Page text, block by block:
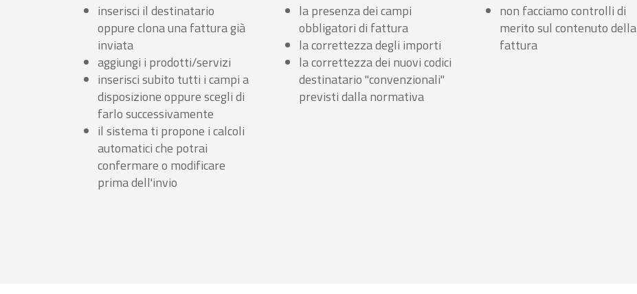
inserisci il destinatario
oppure clona una fattura già
inviata
aggiungi i prodotti/servizi
inserisci subito tutti i campi a
disposizione oppure scegli di
farlo successivamente
il sistema ti propone i calcoli
automatici che potrai
confermare o modificare
prima dell'invio
la presenza dei campi
obbligatori di fattura
la correttezza degli importi
la correttezza dei nuovi codici
destinatario "convenzionali"
previsti dalla normativa
non facciamo controlli di
merito sul contenuto della
fattura